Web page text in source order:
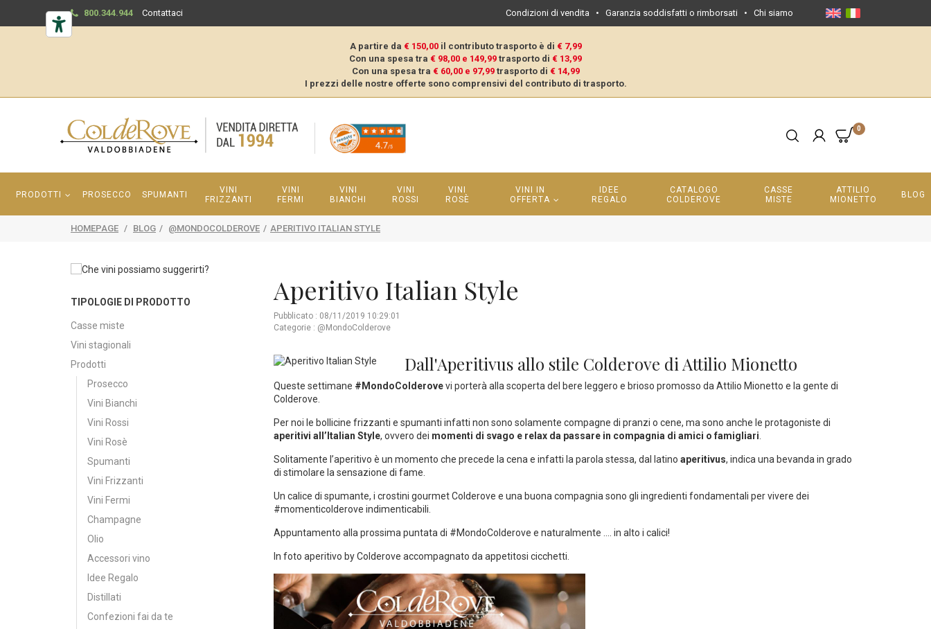
800.344.944 Contattaci Condizioni di vendita • Garanzia soddisfatti o rimborsati• Chi siamo
A partire da € 150,00il contributo trasporto è di € 7,99
Con una spesa tra € 98,00 e 149,99 trasporto di € 13,99
Con una spesa tra € 60,00 e 97,99trasporto di € 14,99
I prezzi delle nostre offerte sono comprensivi del contributo di trasporto.
0
PRODOTTI PROSECCO SPUMANTI
VINI
FRIZZANTI
VINI
FERMI
VINI
BIANCHI
VINI
ROSSI
VINI
ROSÈ
VINI IN
OFFERTA
IDEE
REGALO
CATALOGO
COLDEROVE
CASSE
MISTE
ATTILIO
MIONETTO
BLOG
HOMEPAGE / BLOG / @MONDOCOLDEROVE / APERITIVO ITALIAN STYLE
TIPOLOGIE DI PRODOTTO
Casse miste
Vini stagionali
Prodotti
Prosecco
Vini Bianchi
Vini Rossi
Vini Rosè
Spumanti
Vini Frizzanti
Vini Fermi
Champagne
Olio
Accessori vino
Idee Regalo
Distillati
Confezioni fai da te
Aperitivo Italian Style
Pubblicato : 08/11/2019 10:29:01
Categorie : @MondoColderove
Dall'Aperitivus allo stile Colderove di Attilio Mionetto
Queste settimane #MondoColderove vi porterà alla scoperta del bere leggero e brioso promosso da Attilio Mionetto e la gente di
Colderove.
Per noi le bollicine frizzanti e spumanti infatti non sono solamente compagne di pranzi o cene, ma sono anche le protagoniste di
aperitivi all’Italian Style, ovvero dei momenti di svago e relax da passare in compagnia di amici o famigliari
Solitamente l’aperitivo è un momento che precede la cena e infatti la parola stessa, dal latino aperitivus, indica una bevanda in grado
di stimolare la sensazione di fame.
Un calice di spumante, i crostini gourmet Colderove e una buona compagnia sono gli ingredienti fondamentali per vivere dei
#momenticolderove indimenticabili.
Appuntamento alla prossima puntata di #MondoColderove e naturalmente .... in alto i calici!
In foto aperitivo by Colderove accompagnato da appetitosi cicchetti.